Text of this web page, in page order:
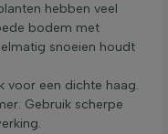
hebben veel
bodem met
snoeien houdt
voor een dichte haag.
Gebruik scherpe